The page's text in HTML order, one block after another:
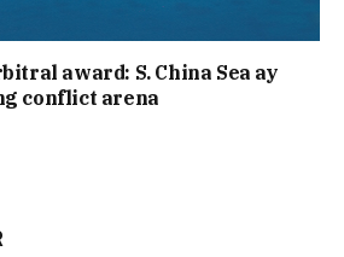
award: S. China Sea ay
conflict arena